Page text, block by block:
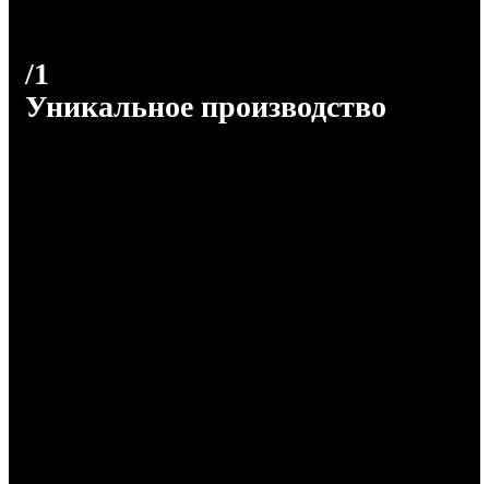
/1
Уникальное производство